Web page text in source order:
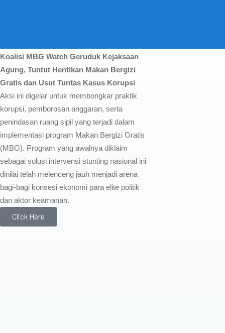
Koalisi MBG Watch Geruduk Kejaksaan
Agung, Tuntut Hentikan Makan Bergizi
Gratis dan Usut Tuntas Kasus Korupsi
Aksi ini digelar untuk membongkar praktik
korupsi, pemborosan anggaran, serta
penindasan ruang sipil yang terjadi dalam
implementasi program Makan Bergizi Gratis
(MBG). Program yang awalnya diklaim
sebagai solusi intervensi stunting nasional ini
dinilai telah melenceng jauh menjadi arena
bagi-bagi konsesi ekonomi para elite politik
dan aktor keamanan.
Click Here